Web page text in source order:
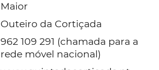
Maior
Outeiro da Cortiçada
962 109 291 (chamada para a
rede móvel nacional)